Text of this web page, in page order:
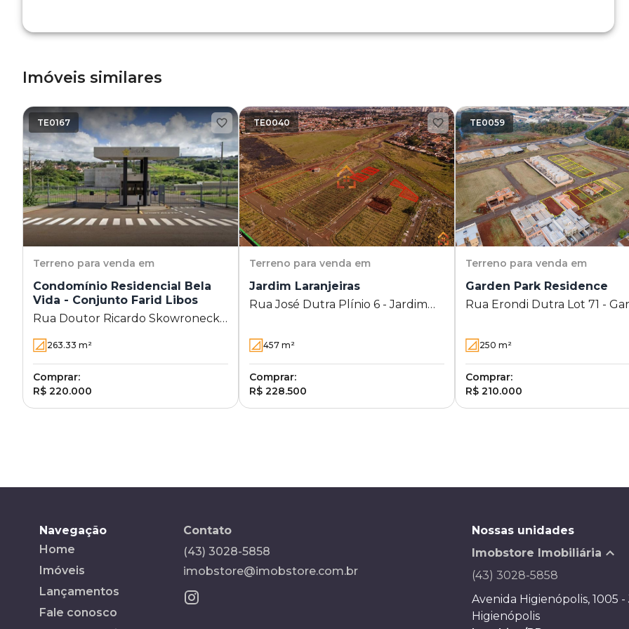
Imóveis similares
TE0167
Terreno para venda em
Condomínio Residencial Bela
Vida - Conjunto Farid Libos
Rua Doutor Ricardo Skowroneck
255 - Conjunto Farid Libos -
Londrina - PR
263.33 m²
Comprar:
R$ 220.000
TE0040
Terreno para venda em
Jardim Laranjeiras
Rua José Dutra Plínio 6 - Jardim
457 m²
Comprar:
R$ 228.500
TE0059
Terreno para venda em
Garden Park Residence
Rua Erondi Dutra Lot 71 -
250 m²
Comprar:
R$ 210.000
Navegação
Home
Imóveis
Lançamentos
Fale conosco
Contato
(43) 3028-5858
imobstore@imobstore.com.br
Nossas unidades
Imobstore Imobiliária
(43) 3028-5858
Avenida Higienópolis, 1005
Higienópolis